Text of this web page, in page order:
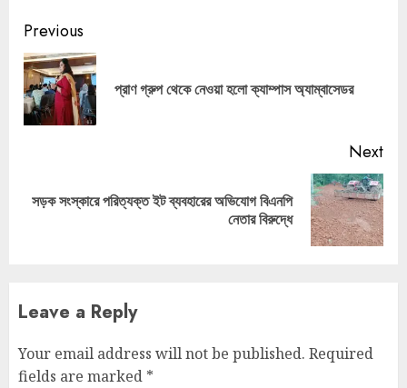
Continue
Reading
Previous
প্রাণ গ্রুপ থেকে নেওয়া হলো ক্যাম্পাস অ্যাম্বাসেডর
Next
Next
সড়ক সংস্কারে পরিত্যক্ত ইট ব্যবহারের অভিযোগ বিএনপি
নেতার বিরুদ্ধে
Leave a Reply
Your email address will not be published. Required
fields are marked *